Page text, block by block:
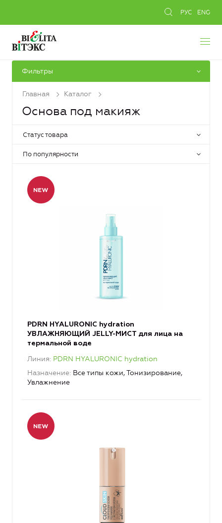
РУС ENG
Фильтры
Главная Каталог
Основа под макияж
Статус товара
По популярности
PDRN HYALURONIC hydration
УВЛАЖНЯЮЩИЙ JELLY-МИСТ для лица на
термальной воде
Линия PDRN HYALURONIC hydration
Назначение Все типы кожи, Тонизирование,
Увлажнение